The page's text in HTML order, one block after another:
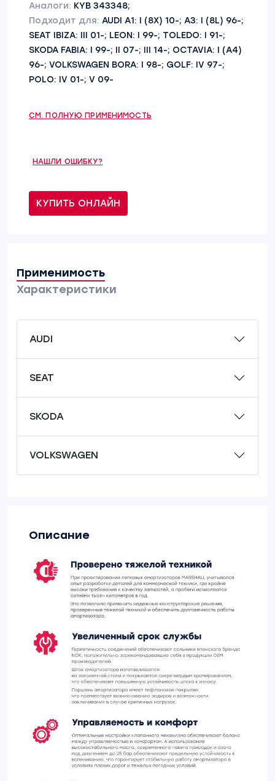
Аналоги: KYB 343348;
Подходит для: AUDI A1: I (8X) 10-; A3: I (8L) 96-;
SEAT IBIZA: III 01-; LEON: I 99-; TOLEDO: I 91-;
SKODA FABIA: I 99-; II 07-; III 14-; OCTAVIA: I (A4)
96-; VOLKSWAGEN BORA: I 98-; GOLF: IV 97-;
POLO: IV 01-; V 09-
СМ. ПОЛНУЮ ПРИМЕНИМОСТЬ
НАШЛИ ОШИБКУ?
КУПИТЬ ОНЛАЙН
Применимость
Характеристики
AUDI
SEAT
SKODA
VOLKSWAGEN
Описание